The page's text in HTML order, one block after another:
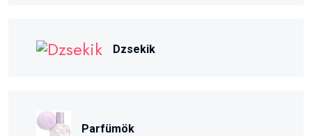
Dzsekik
Parfümök